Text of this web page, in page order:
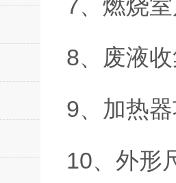
7、燃烧
8、废液
9、加热
10、外形